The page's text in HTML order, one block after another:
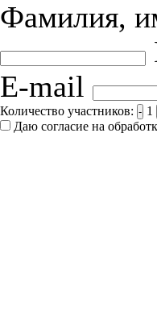
Фамилия,
E-mail
Количество участников: - 1
Даю согласие на